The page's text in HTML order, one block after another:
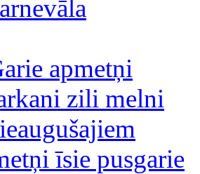
apmetņi
zili melni
īsie pusgarie